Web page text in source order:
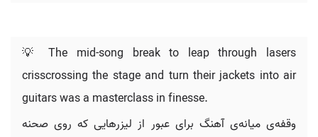
💡 The mid-song break to leap through lasers
crisscrossing the stage and turn their jackets into air
guitars was a masterclass in finesse.
وقفه‌ی میانه‌ی آهنگ برای عبور از لیزرهایی که روی صحنه